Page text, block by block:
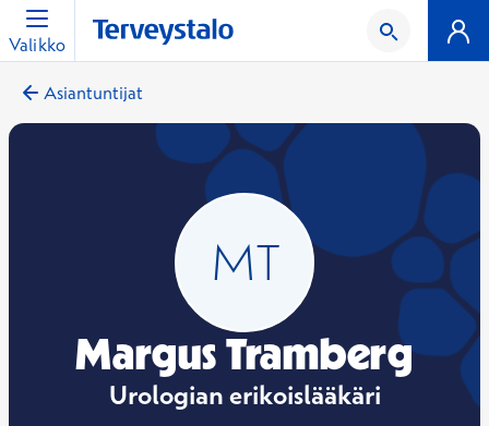
Valikko
Asiantuntijat
Margus Tramberg
Urologian erikoislääkäri